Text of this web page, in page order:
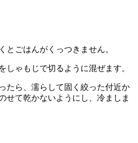
とごはんがくっつきません。
しゃもじで切るように混ぜます。
たら、濡らして固く絞った付近か
せて乾かないようにし、冷ましま